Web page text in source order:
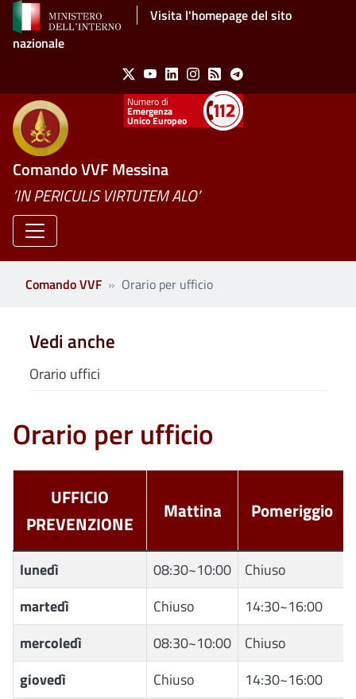
Salta al contenuto principaleVisita l'homepage del sito
nazionale
Social Menu
X YoutubeLinkedinInstagram
Feed Telegram
Emergenza
Unico Europeo
Comando VVF Messina
’IN PERICULIS VIRTUTEM ALO’
Comando VVF Orario per ufficio
Orario per ufficio
UFFICIO
PREVENZIONE
Mattina Pomeriggio
lunedì 08:30~10:00
Chiuso
martedì
Chiuso
14:30~16:00
mercoledì
08:30~10:00
Chiuso
giovedì
Chiuso
14:30~16:00
Vedi anche
Orario uffici